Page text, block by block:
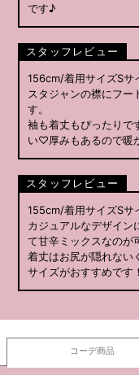
です♪
スタッフレビュー
156cm/着用サイズSサ
スタジャンの襟にフー
す。
袖も着丈もぴったりで
い♡厚みもあるので暖
スタッフレビュー
155cm/着用サイズSサ
カジュアルなデザイン
て甘辛ミックスなの
着丈はお尻が隠れない
サイズがおすすめです
コーデ商品